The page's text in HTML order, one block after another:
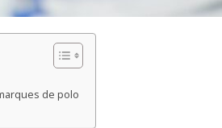
de polo